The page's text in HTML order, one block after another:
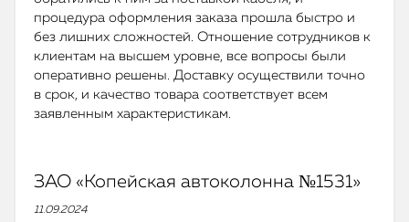
процедура оформления заказа прошла быстро и
без лишних сложностей. Отношение сотрудников к
клиентам на высшем уровне, все вопросы были
оперативно решены. Доставку осуществили точно
в срок, и качество товара соответствует всем
заявленным характеристикам.
ЗАО «Копейская автоколонна №1531»
11.09.2024